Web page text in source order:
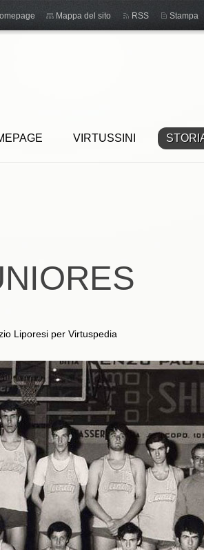
VIRTUSSINI
Mappa del sito RSS Stampa
Liporesi per Virtuspedia